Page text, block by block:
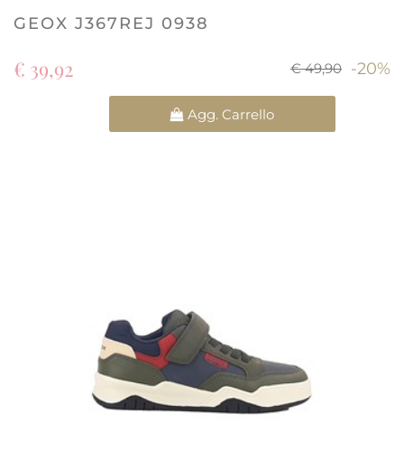
GEOX J367REJ 0938
€ 49,90 -20%
€ 39,92
Agg. Carrello